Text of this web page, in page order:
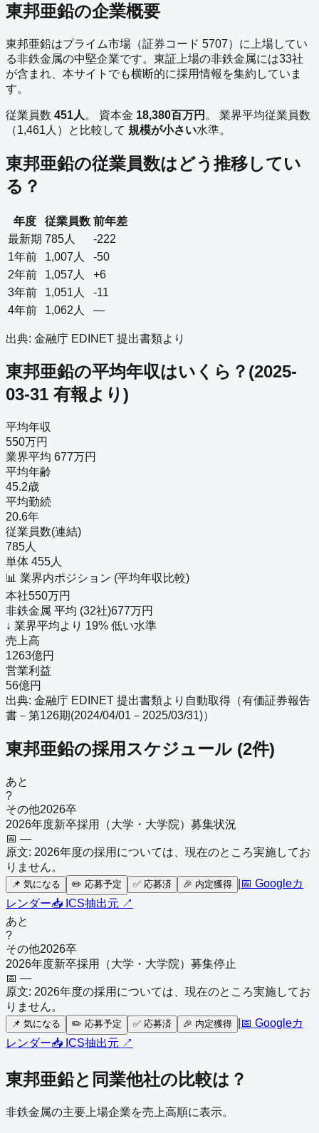
東邦亜鉛の企業概要
東邦亜鉛はプライム市場（証券コード 5707）に上場してい
る非鉄金属の中堅企業です。 東証上場の非鉄金属には33社
が含まれ、本サイトでも横断的に採用情報を集約していま
す。
従業員数 451人 。 資本金 18,380百万円 。
業界平均従業員数
（1,461 人）と比較して 規模が小さい水準。
東邦亜鉛の従業員数はどう推移してい
る？
年度 従業員数 前年差
最新期 785人
-222
1年前
1,007 人
-50
2年前
1,057 人
+6
3年前
1,051 人
-11
4年前
1,062 人 —
出典: 金融庁 EDINET 提出書類より
東邦亜鉛の平均年収はいくら？ (2025-
03-31 有報より)
平均年収
550万円
業界平均 677万円
平均年齢
45.2歳
平均勤続
20.6年
従業員数(連結)
785人
単体 455人
📊 業界内ポジション (平均年収比較)
本社550万円
非鉄金属 平均 (32社)677万円
↓ 業界平均より 19% 低い水準
売上高
1263億円
営業利益
56億円
出典: 金融庁 EDINET 提出書類より自動取得（有価証券報告
書－第126期(2024/04/01－2025/03/31)）
東邦亜鉛の採用スケジュール (2件)
あと
?
その他2026卒
2026年度新卒採用（大学・大学院）募集状況
📅 —
原文: 2026年度の採用については、現在のところ実施してお
りません。
📌 気になる ✏️ 応募予定 ✅ 応募済 🎉 内定獲得
📅 Googleカ
レンダー📥 ICS抽出元 ↗
あと
?
その他2026卒
2026年度新卒採用（大学・大学院）募集停止
📅 —
原文: 2026年度の採用については、現在のところ実施してお
りません。
📌 気になる ✏️ 応募予定 ✅ 応募済 🎉 内定獲得
📅 Googleカ
レンダー📥 ICS抽出元 ↗
東邦亜鉛と同業他社の比較は？
非鉄金属の主要上場企業を売上高順に表示。